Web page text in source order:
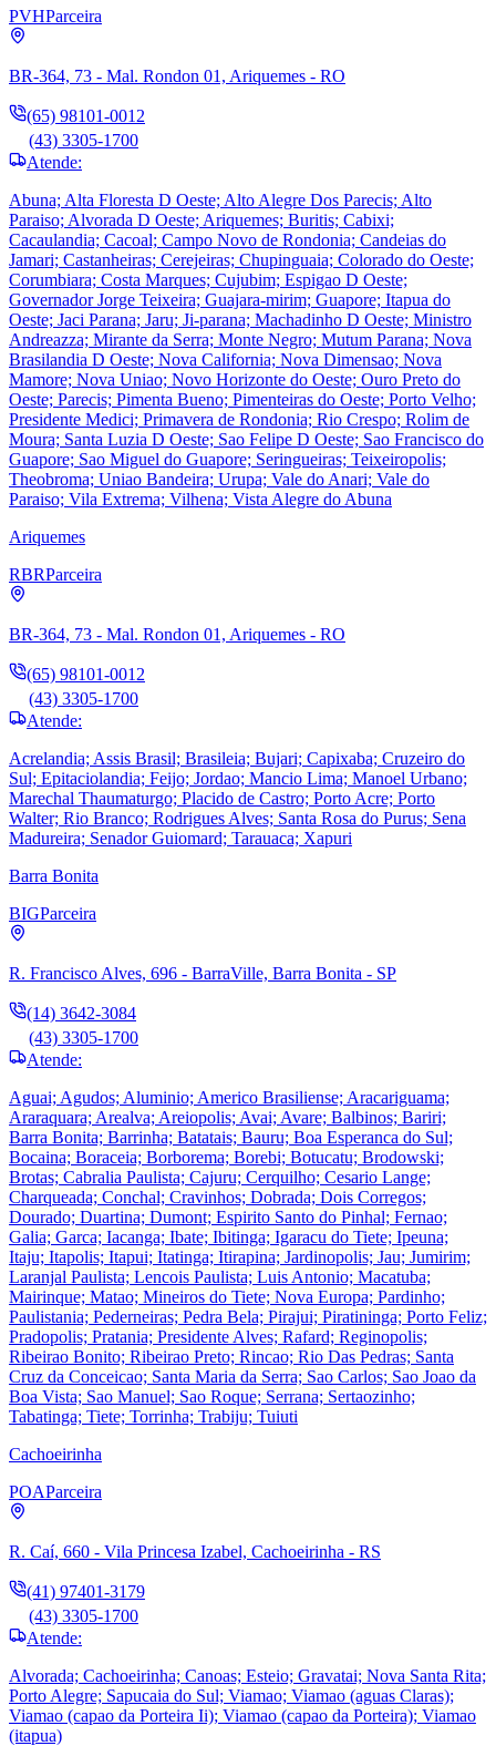
PVHParceira
BR-364, 73 - Mal. Rondon 01, Ariquemes - RO
(65) 98101-0012
(43) 3305-1700
Atende:
Abuna; Alta Floresta D Oeste; Alto Alegre Dos Parecis; Alto
Paraiso; Alvorada D Oeste; Ariquemes; Buritis; Cabixi;
Cacaulandia; Cacoal; Campo Novo de Rondonia; Candeias do
Jamari; Castanheiras; Cerejeiras; Chupinguaia; Colorado do Oeste;
Corumbiara; Costa Marques; Cujubim; Espigao D Oeste;
Governador Jorge Teixeira; Guajara-mirim; Guapore; Itapua do
Oeste; Jaci Parana; Jaru; Ji-parana; Machadinho D Oeste; Ministro
Andreazza; Mirante da Serra; Monte Negro; Mutum Parana; Nova
Brasilandia D Oeste; Nova California; Nova Dimensao; Nova
Mamore; Nova Uniao; Novo Horizonte do Oeste; Ouro Preto do
Oeste; Parecis; Pimenta Bueno; Pimenteiras do Oeste; Porto Velho;
Presidente Medici; Primavera de Rondonia; Rio Crespo; Rolim de
Moura; Santa Luzia D Oeste; Sao Felipe D Oeste; Sao Francisco do
Guapore; Sao Miguel do Guapore; Seringueiras; Teixeiropolis;
Theobroma; Uniao Bandeira; Urupa; Vale do Anari; Vale do
Paraiso; Vila Extrema; Vilhena; Vista Alegre do Abuna
Ariquemes
RBRParceira
BR-364, 73 - Mal. Rondon 01, Ariquemes - RO
(65) 98101-0012
(43) 3305-1700
Atende:
Acrelandia; Assis Brasil; Brasileia; Bujari; Capixaba; Cruzeiro do
Sul; Epitaciolandia; Feijo; Jordao; Mancio Lima; Manoel Urbano;
Marechal Thaumaturgo; Placido de Castro; Porto Acre; Porto
Walter; Rio Branco; Rodrigues Alves; Santa Rosa do Purus; Sena
Madureira; Senador Guiomard; Tarauaca; Xapuri
Barra Bonita
BIGParceira
R. Francisco Alves, 696 - BarraVille, Barra Bonita - SP
(14) 3642-3084
(43) 3305-1700
Atende:
Aguai; Agudos; Aluminio; Americo Brasiliense; Aracariguama;
Araraquara; Arealva; Areiopolis; Avai; Avare; Balbinos; Bariri;
Barra Bonita; Barrinha; Batatais; Bauru; Boa Esperanca do Sul;
Bocaina; Boraceia; Borborema; Borebi; Botucatu; Brodowski;
Brotas; Cabralia Paulista; Cajuru; Cerquilho; Cesario Lange;
Charqueada; Conchal; Cravinhos; Dobrada; Dois Corregos;
Dourado; Duartina; Dumont; Espirito Santo do Pinhal; Fernao;
Galia; Garca; Iacanga; Ibate; Ibitinga; Igaracu do Tiete; Ipeuna;
Itaju; Itapolis; Itapui; Itatinga; Itirapina; Jardinopolis; Jau; Jumirim;
Laranjal Paulista; Lencois Paulista; Luis Antonio; Macatuba;
Mairinque; Matao; Mineiros do Tiete; Nova Europa; Pardinho;
Paulistania; Pederneiras; Pedra Bela; Pirajui; Piratininga; Porto Feliz;
Pradopolis; Pratania; Presidente Alves; Rafard; Reginopolis;
Ribeirao Bonito; Ribeirao Preto; Rincao; Rio Das Pedras; Santa
Cruz da Conceicao; Santa Maria da Serra; Sao Carlos; Sao Joao da
Boa Vista; Sao Manuel; Sao Roque; Serrana; Sertaozinho;
Tabatinga; Tiete; Torrinha; Trabiju; Tuiuti
Cachoeirinha
POAParceira
R. Caí, 660 - Vila Princesa Izabel, Cachoeirinha - RS
(41) 97401-3179
(43) 3305-1700
Atende:
Alvorada; Cachoeirinha; Canoas; Esteio; Gravatai; Nova Santa Rita;
Porto Alegre; Sapucaia do Sul; Viamao; Viamao (aguas Claras);
Viamao (capao da Porteira Ii); Viamao (capao da Porteira); Viamao
(itapua)